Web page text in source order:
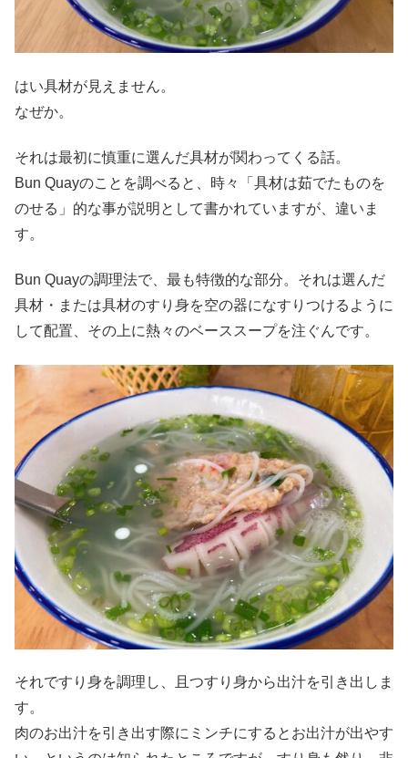
はい具材が見えません。
なぜか。
それは最初に慎重に選んだ具材が関わってくる話。
Bun Quayのことを調べると、時々「具材は茹でたものを
のせる」的な事が説明として書かれていますが、違いま
す。
Bun Quayの調理法で、最も特徴的な部分。それは選んだ
具材・または具材のすり身を空の器になすりつけるように
して配置、その上に熱々のベーススープを注ぐんです。
それですり身を調理し、且つすり身から出汁を引き出しま
す。
肉のお出汁を引き出す際にミンチにするとお出汁が出やす